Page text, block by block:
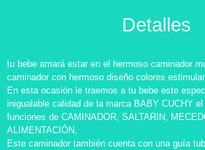
Detalles
tu bebe amará estar en el hermoso caminador
caminador con hermoso diseño colores
En esta ocasión le traemos a tu bebe este
inigualable calidad de la marca BABY CUCHY
funciones de CAMINADOR, SALTARIN,
ALIMENTACIÓN,
Este caminador también cuenta con una guía